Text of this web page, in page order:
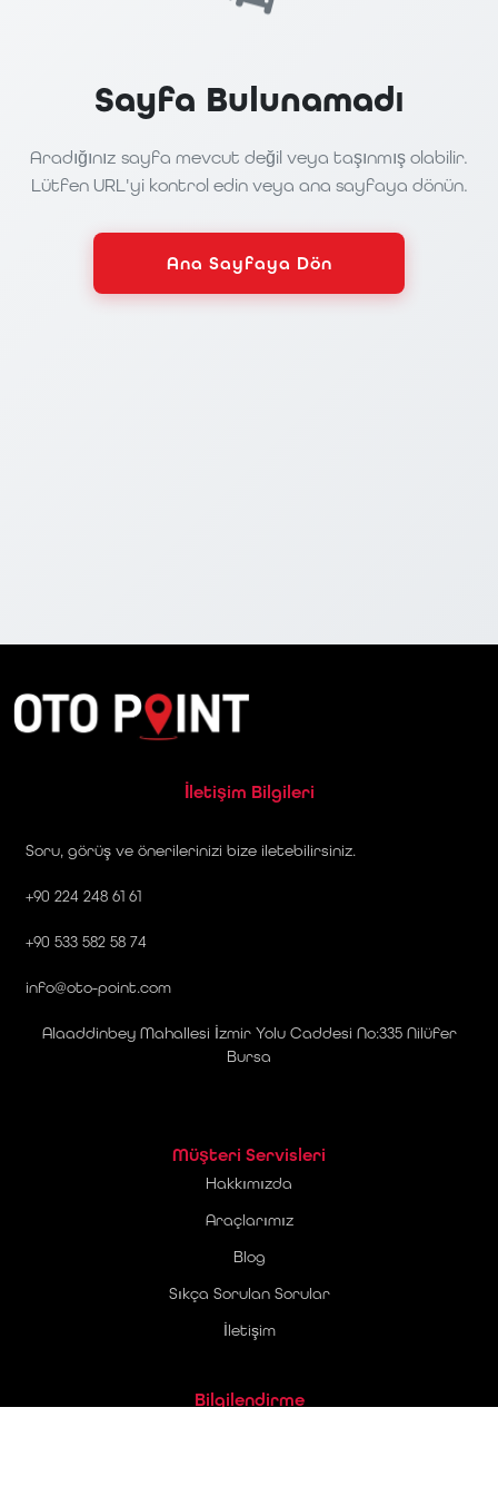
Sayfa Bulunamadı
Aradığınız sayfa mevcut değil veya taşınmış olabilir.
Lütfen URL'yi kontrol edin veya ana sayfaya dönün.
Ana Sayfaya Dön
İletişim Bilgileri
Soru, görüş ve önerilerinizi bize iletebilirsiniz.
+90 224 248 61 61
+90 533 582 58 74
info@oto-point.com
Alaaddinbey Mahallesi İzmir Yolu Caddesi No:335 Nilüfer
Bursa
Müşteri Servisleri
Hakkımızda
Araçlarımız
Blog
Sıkça Sorulan Sorular
İletişim
Bilgilendirme